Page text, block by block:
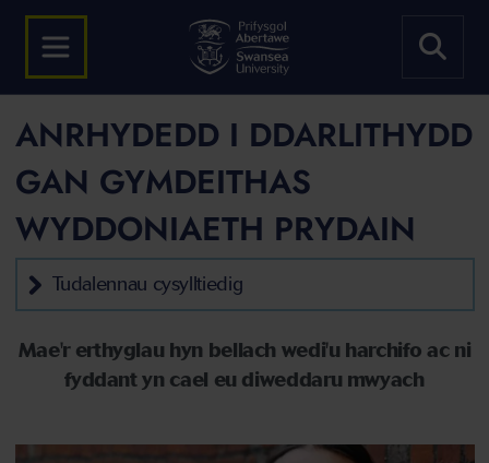
ANRHYDEDD I DDARLITHYDD
GAN GYMDEITHAS
WYDDONIAETH PRYDAIN
Tudalennau cysylltiedig
Mae'r erthyglau hyn bellach wedi'u harchifo ac ni
fyddant yn cael eu diweddaru mwyach